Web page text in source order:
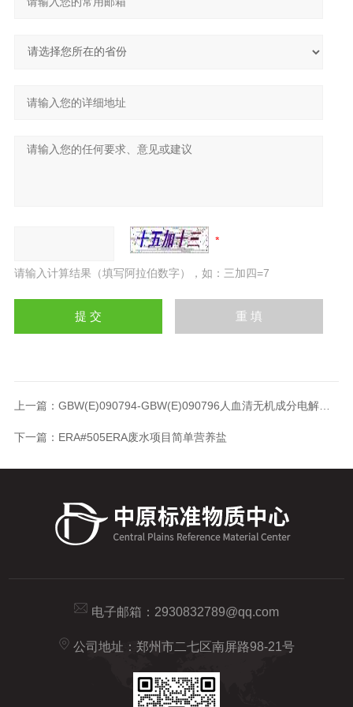
请输入计算结果（填写阿拉伯数字），如：三加四=7
上一篇： GBW(E)090794-GBW(E)090796人血清无机成分电解质标准物质
下一篇： ERA#505ERA废水项目简单营养盐
电子邮箱： 2930832789@qq.com
公司地址：郑州市二七区南屏路98-21号